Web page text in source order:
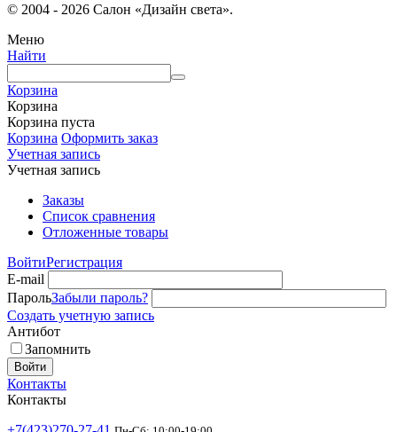
© 2004 - 2026 Салон «Дизайн света».
Меню
Найти
Корзина
Корзина
Корзина пуста
Корзина Оформить заказ
Учетная запись
Учетная запись
Заказы
Список сравнения
Отложенные товары
ВойтиРегистрация
E-mail
ПарольЗабыли пароль?
Создать учетную запись
Антибот
Запомнить
Войти
Контакты
Контакты